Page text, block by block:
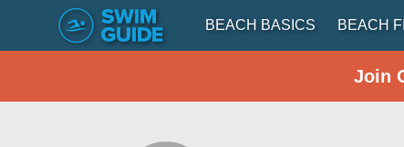
BEACH BASICS BEACH
Join